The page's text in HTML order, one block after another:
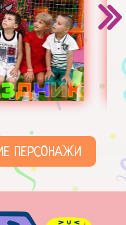
ПЕРСОНАЖИ